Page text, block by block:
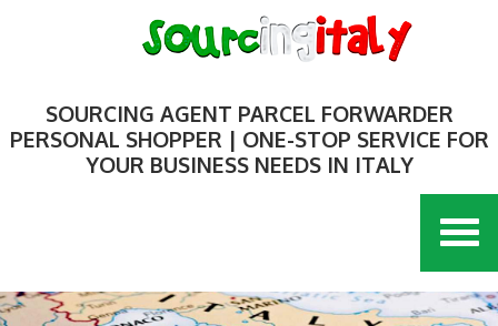
SOURCING AGENT PARCEL FORWARDER
PERSONAL SHOPPER | ONE-STOP SERVICE FOR
YOUR BUSINESS NEEDS IN ITALY